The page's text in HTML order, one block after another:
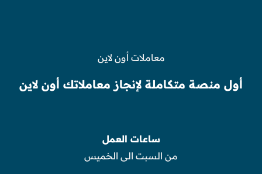
معاملات أون لاين
أول منصة متكاملة لإنجاز معاملاتك أون لاين
ساعات العمل
من السبت الى الخميس